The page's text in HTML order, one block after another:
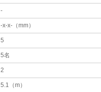
-
-x-x-（mm）
5
5名
2
5.1（m）